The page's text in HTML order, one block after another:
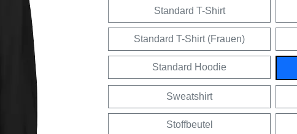
Standard T-Shirt
Standard T-Shirt (Frauen)
Standard Hoodie
Sweatshirt
Stoffbeutel